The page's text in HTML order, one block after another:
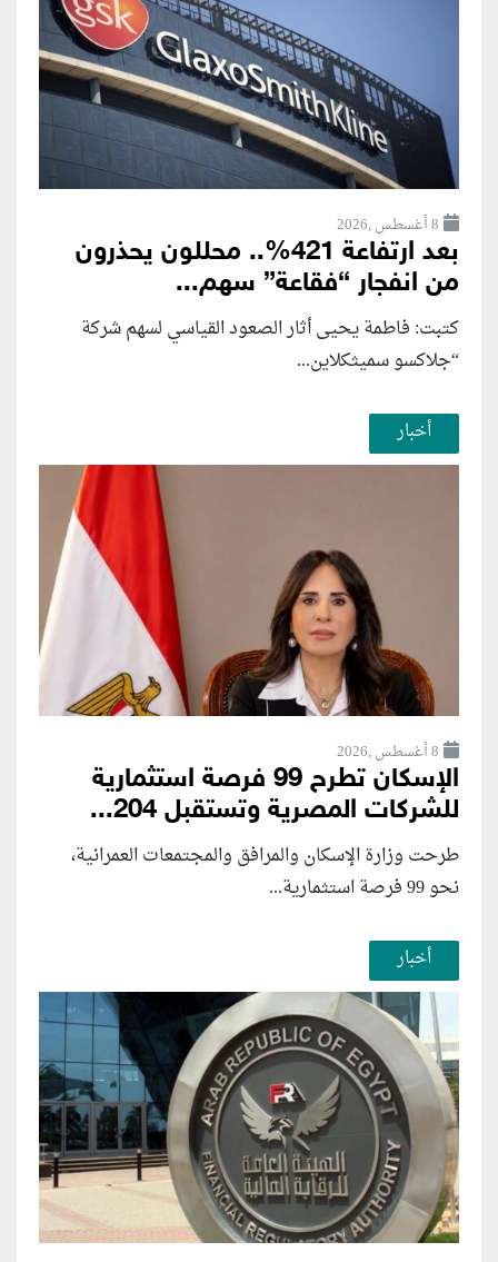
8 أغسطس ,2026
بعد ارتفاعة 421%.. محللون يحذرون
من انفجار “فقاعة” سهم...
كتبت: فاطمة يحيى أثار الصعود القياسي لسهم شركة
“جلاكسو سميثكلاين...
أخبار
8 أغسطس ,2026
الإسكان تطرح 99 فرصة استثمارية
للشركات المصرية وتستقبل 204...
طرحت وزارة الإسكان والمرافق والمجتمعات العمرانية،
نحو 99 فرصة استثمارية...
أخبار